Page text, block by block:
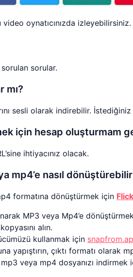
oynatıcınızda izleyebilirsiniz.
sorular.
mı?
sesli olarak indirebilir.
için hesap oluşturmam
ihtiyacınız olacak.
mp4’e nasıl
formatına dönüştürmek için
MP3 veya Mp4’e
alın.
kullanmak için
yapıştırın, çıktı formatı olarak
veya mp4 dosyanızı indirmek